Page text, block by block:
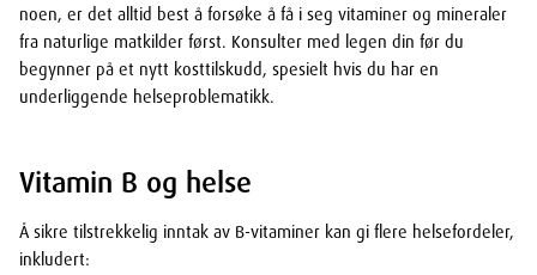
noen, er det alltid best å forsøke å få i seg vitaminer og mineraler
fra naturlige matkilder først. Konsulter med legen din før du
begynner på et nytt kosttilskudd, spesielt hvis du har en
underliggende helseproblematikk.
Vitamin B og helse
Å sikre tilstrekkelig inntak av B-vitaminer kan gi flere helsefordeler,
inkludert: